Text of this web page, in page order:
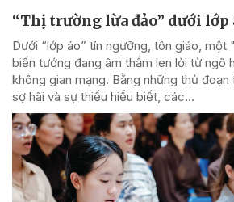
“Thị trường lừa đảo” dưới
Dưới “lớp áo” tín ngưỡng, tôn giáo, một
biến tướng đang âm thầm len lỏi từ ngõ
không gian mạng. Bằng những thủ đoạn
sợ hãi và sự thiếu hiểu biết, các...